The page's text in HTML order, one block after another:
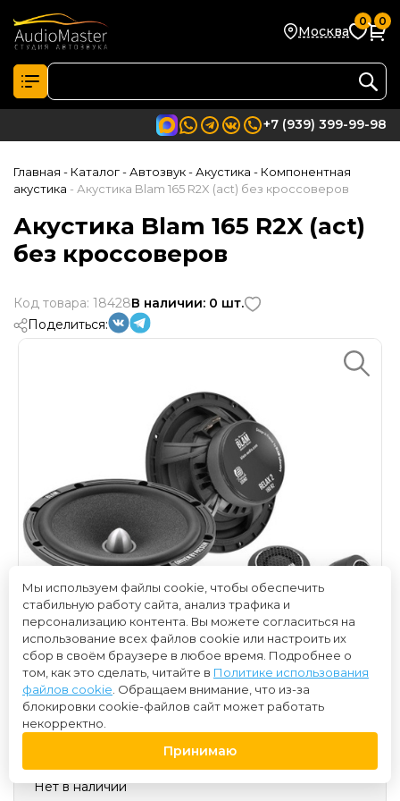
Москва
0 0
+7 (939) 399-99-98
Главная - Каталог- Автозвук- Акустика - Компонентная
акустика - Акустика Blam 165 R2X (act) без кроссоверов
Акустика Blam 165 R2X (act)
без кроссоверов
Код товара: 18428В наличии: 0 шт.
Поделиться:
Нет в наличии
Мы используем файлы cookie, чтобы обеспечить
стабильную работу сайта, анализ трафика и
персонализацию контента. Вы можете согласиться на
использование всех файлов cookie или настроить их
сбор в своём браузере в любое время. Подробнее о
том, как это сделать, читайте в Политике использования
файлов cookie . Обращаем внимание, что из-за
блокировки cookie-файлов сайт может работать
некорректно.
Принимаю